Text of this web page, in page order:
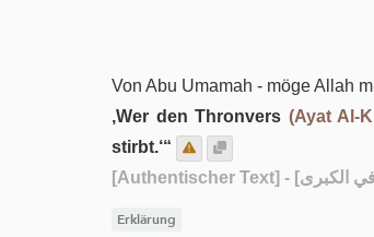
Von Abu Umamah - möge Allah
‚Wer den Thronvers (Ayat Al-
stirbt.‘“
[Authentischer Text]
Erklärung